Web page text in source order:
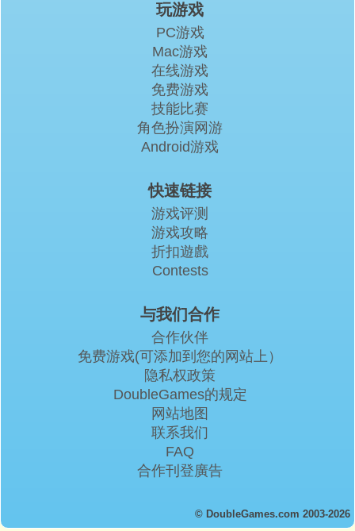
玩游戏
PC游戏
Mac游戏
在线游戏
免费游戏
技能比赛
角色扮演网游
Android游戏
快速链接
游戏评测
游戏攻略
折扣遊戲
Contests
与我们合作
合作伙伴
免费游戏(可添加到您的网站上）
隐私权政策
DoubleGames的规定
网站地图
联系我们
FAQ
合作刊登廣告
© DoubleGames.com 2003-2026